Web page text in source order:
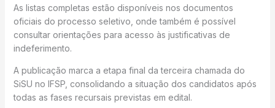
As listas completas estão disponíveis nos documentos
oficiais do processo seletivo, onde também é possível
consultar orientações para acesso às justificativas de
indeferimento.
A publicação marca a etapa final da terceira chamada do
SiSU no IFSP, consolidando a situação dos candidatos após
todas as fases recursais previstas em edital.